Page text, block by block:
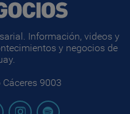
Información, videos y
y negocios de
9003